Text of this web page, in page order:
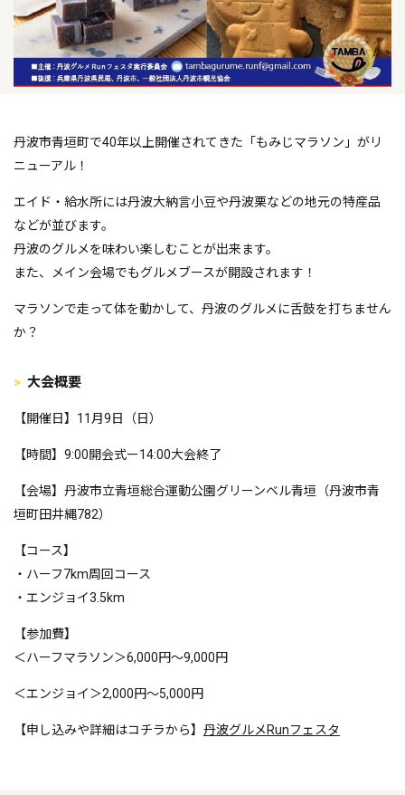
丹波市青垣町で40年以上開催されてきた「もみじマラソン」がリ
ニューアル！
エイド・給水所には丹波大納言小豆や丹波栗などの地元の特産品
などが並びます。
丹波のグルメを味わい楽しむことが出来ます。
また、メイン会場でもグルメブースが開設されます！
マラソンで走って体を動かして、丹波のグルメに舌鼓を打ちません
か？
大会概要
【開催日】11月9日（日）
【時間】9:00開会式ー14:00大会終了
【会場】丹波市立青垣総合運動公園グリーンベル青垣（丹波市青
垣町田井縄782）
【コース】
・ハーフ7km周回コース
・エンジョイ3.5km
【参加費】
＜ハーフマラソン＞6,000円～9,000円
＜エンジョイ＞2,000円～5,000円
【申し込みや詳細はコチラから】 丹波グルメRunフェスタ